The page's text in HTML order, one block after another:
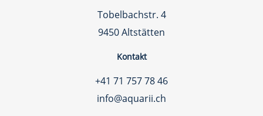
Tobelbachstr. 4
9450 Altstätten
Kontakt
+41 71 757 78 46
info@aquarii.ch